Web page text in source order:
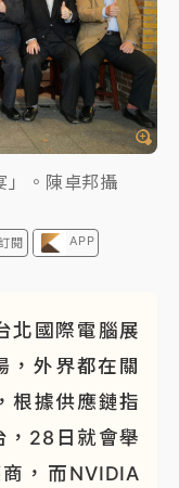
毫米 水塔、雨棚
」。陳卓邦攝
訂閱 APP
北國際電腦展
，外界都在關
根據供應鏈指
，28日就會舉
，而NVIDIA